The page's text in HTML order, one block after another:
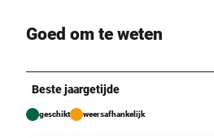
Goed om te weten
Beste jaargetijde
geschikt weersafhankelijk